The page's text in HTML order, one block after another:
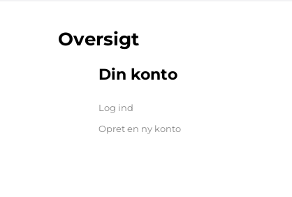
Oversigt
Din konto
Log ind
Opret en ny konto